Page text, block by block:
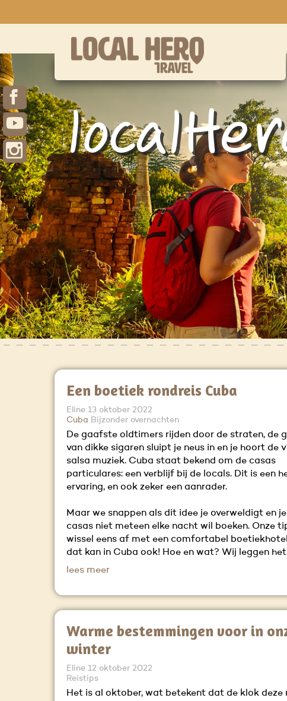
Een boetiek rondreis Cuba
Eline 13 oktober 2022
Cuba Bijzonder overnachten
De gaafste oldtimers rijden door de straten, de
van dikke sigaren sluipt je neus in en je hoort de
salsa muziek. Cuba staat bekend om de casas
particulares: een verblijf bij de locals. Dit is een
ervaring, en ook zeker een aanrader.
Maar we snappen als dit idee je overweldigt en
casas niet meteen elke nacht wil boeken. Onze
wissel eens af met een comfortabel
dat kan in Cuba ook! Hoe en wat? Wij leggen
lees meer
Warme bestemmingen voor in
winter
Eline 12 oktober 2022
Reistips
Het is al oktober, wat betekent dat de klok deze